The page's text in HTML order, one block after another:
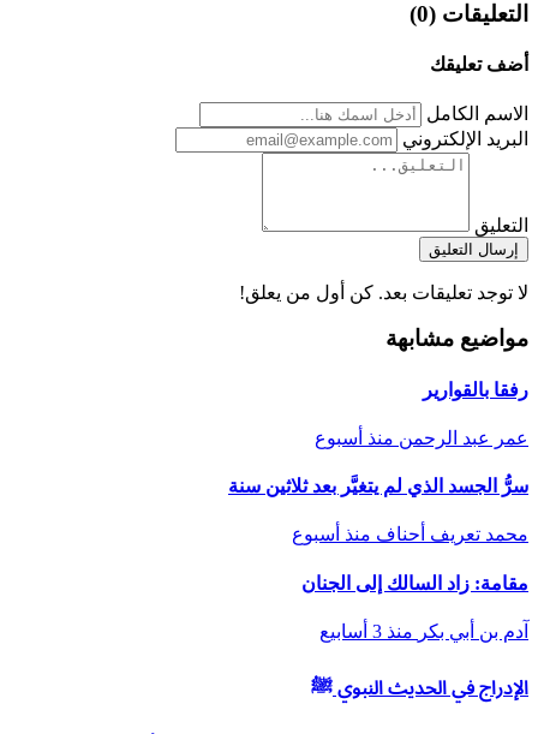
التعليقات (0)
أضف تعليقك
الاسم الكامل
البريد الإلكتروني
التعليق
إرسال التعليق
لا توجد تعليقات بعد. كن أول من يعلق!
مواضيع مشابهة
رفقا بالقوارير
عمر عبد الرحمن منذ أسبوع
سرُّ الجسد الذي لم يتغيَّر بعد ثلاثين سنة
محمد تعريف أحناف منذ أسبوع
مقامة: زاد السالك إلى الجنان
آدم بن أبي بكر منذ 3 أسابيع
الإدراج في الحديث النبوي ﷺ